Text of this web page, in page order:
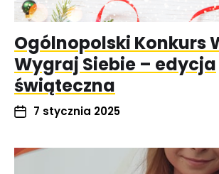
Ogólnopolski Konkurs
Wygraj Siebie – edycja
świąteczna
7 stycznia 2025